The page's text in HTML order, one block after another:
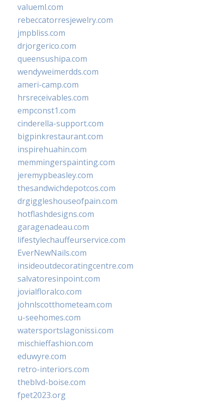
valueml.com
rebeccatorresjewelry.com
jmpbliss.com
drjorgerico.com
queensushipa.com
wendyweimerdds.com
ameri-camp.com
hrsreceivables.com
empconst1.com
cinderella-support.com
bigpinkrestaurant.com
inspirehuahin.com
memmingerspainting.com
jeremypbeasley.com
thesandwichdepotcos.com
drgiggleshouseofpain.com
hotflashdesigns.com
garagenadeau.com
lifestylechauffeurservice.com
EverNewNails.com
insideoutdecoratingcentre.com
salvatoresinpoint.com
jovialfloralco.com
johnlscotthometeam.com
u-seehomes.com
watersportslagonissi.com
mischieffashion.com
eduwyre.com
retro-interiors.com
theblvd-boise.com
fpet2023.org